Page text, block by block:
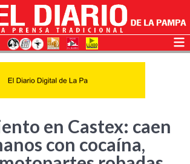
en Castex: caen
con cocaína,